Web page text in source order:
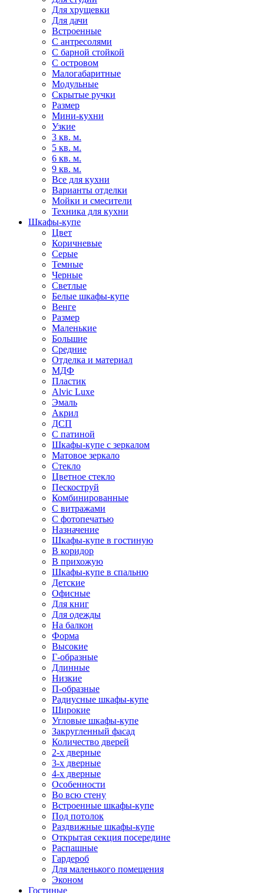
Для хрущевки
Для дачи
Встроенные
С антресолями
С барной стойкой
С островом
Малогабаритные
Модульные
Скрытые ручки
Размер
Мини-кухни
Узкие
3 кв. м.
5 кв. м.
6 кв. м.
9 кв. м.
Все для кухни
Варианты отделки
Мойки и смесители
Техника для кухни
Шкафы-купе
Цвет
Коричневые
Серые
Темные
Черные
Светлые
Белые шкафы-купе
Венге
Размер
Маленькие
Большие
Средние
Отделка и материал
МДФ
Пластик
Alvic Luxe
Эмаль
Акрил
ДСП
С патиной
Шкафы-купе с зеркалом
Матовое зеркало
Стекло
Цветное стекло
Пескоструй
Комбинированные
С витражами
С фотопечатью
Назначение
Шкафы-купе в гостиную
В коридор
В прихожую
Шкафы-купе в спальню
Детские
Офисные
Для книг
Для одежды
На балкон
Форма
Высокие
Г-образные
Длинные
Низкие
П-образные
Радиусные шкафы-купе
Широкие
Угловые шкафы-купе
Закругленный фасад
Количество дверей
2-х дверные
3-х дверные
4-х дверные
Особенности
Во всю стену
Встроенные шкафы-купе
Под потолок
Раздвижные шкафы-купе
Открытая секция посередине
Распашные
Гардероб
Для маленького помещения
Эконом
Гостиные